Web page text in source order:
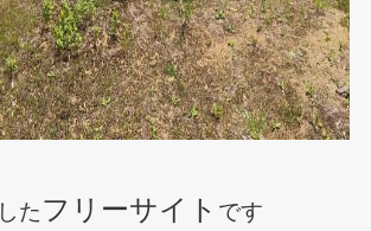
たフリーサイト です